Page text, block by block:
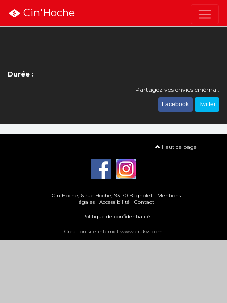
Cin'Hoche
Durée :
Partagez vos envies cinéma :
Facebook Twitter
Haut de page
Cin'Hoche, 6 rue Hoche, 93170 Bagnolet | Mentions
légales | Accessibilité | Contact
Politique de confidentialité
Création site internet www.erakys.com